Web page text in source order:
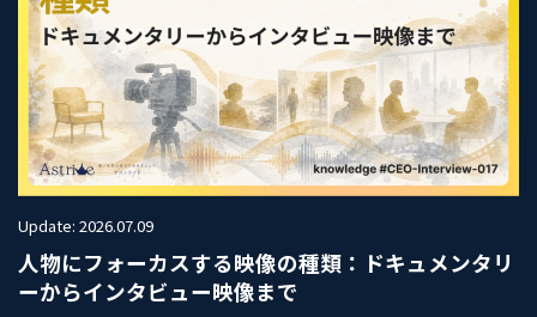
Update: 2026.07.09
人物にフォーカスする映像の種類：ドキュメンタリ
ーからインタビュー映像まで